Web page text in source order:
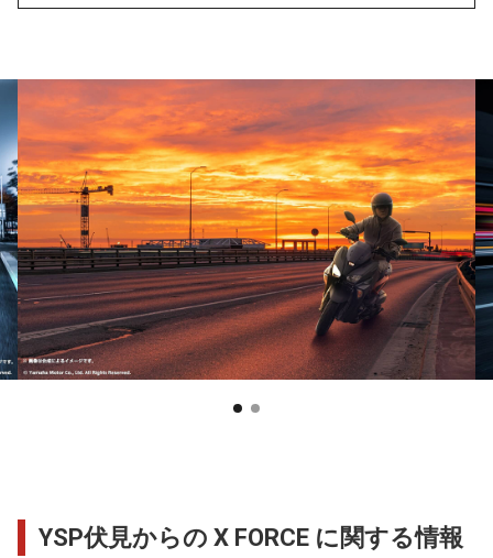
YSP伏見からの X FORCE に関する情報